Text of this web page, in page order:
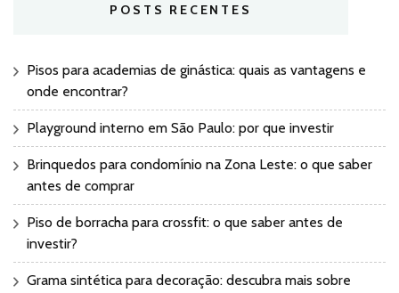
POSTS RECENTES
Pisos para academias de ginástica: quais as vantagens e
onde encontrar?
Playground interno em São Paulo: por que investir
Brinquedos para condomínio na Zona Leste: o que saber
antes de comprar
Piso de borracha para crossfit: o que saber antes de
investir?
Grama sintética para decoração: descubra mais sobre